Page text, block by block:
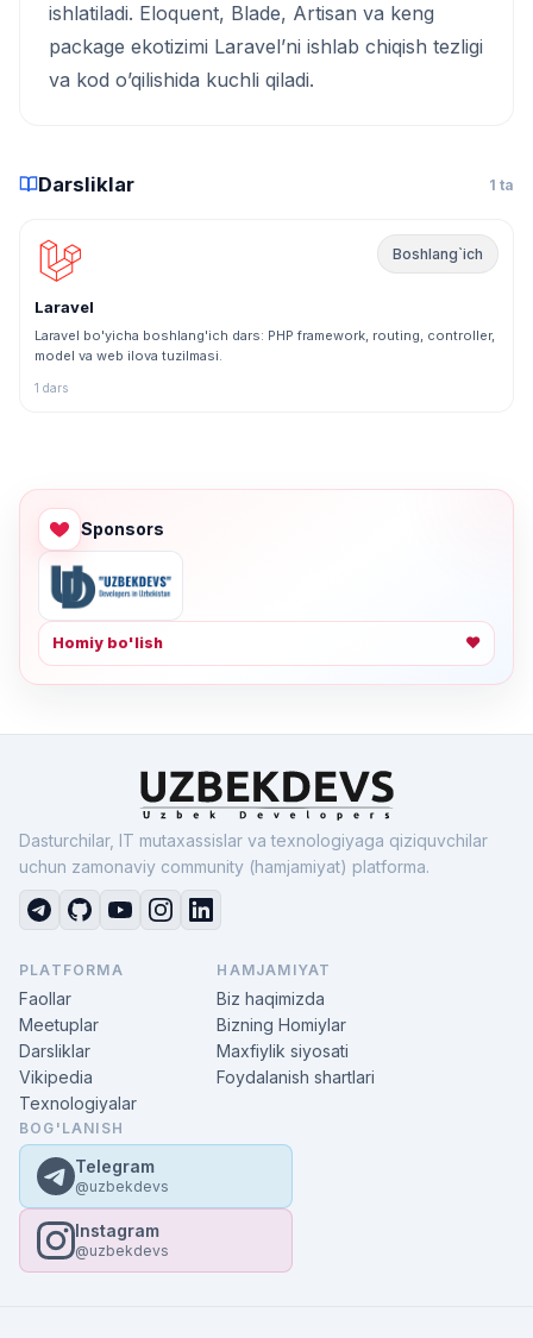
ishlatiladi. Eloquent, Blade, Artisan va keng
package ekotizimi Laravel’ni ishlab chiqish tezligi
va kod o’qilishida kuchli qiladi.
Darsliklar 1 ta
Boshlang`ich
Laravel
Laravel bo'yicha boshlang'ich dars: PHP framework, routing, controller,
model va web ilova tuzilmasi.
1 dars
Sponsors
Homiy bo'lish ❤
Dasturchilar, IT mutaxassislar va texnologiyaga qiziquvchilar
uchun zamonaviy community (hamjamiyat) platforma.
PLATFORMA
Faollar
Meetuplar
Darsliklar
Vikipedia
Texnologiyalar
HAMJAMIYAT
Biz haqimizda
Bizning Homiylar
Maxfiylik siyosati
Foydalanish shartlari
BOG'LANISH
Telegram
@uzbekdevs
Instagram
@uzbekdevs